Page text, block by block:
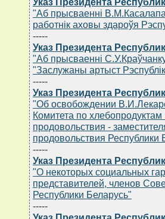
"Аб прысваеннi
работнiк аховы здароўя
-----
Указ Президента
"Аб прысваеннi
"Заслужаны артыст
-----
Указ Президента
"Об освобождении
Комитета по
продовольствия -
продовольствия Республики
-----
Указ Президента
"О некоторых социальных
представителей, членов
Республики Беларусь"
-----